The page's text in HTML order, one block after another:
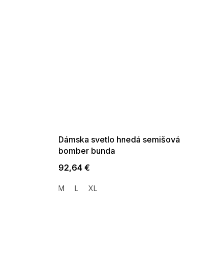
Dámska svetlo hnedá semišová
bomber bunda
92,64 €
M L XL